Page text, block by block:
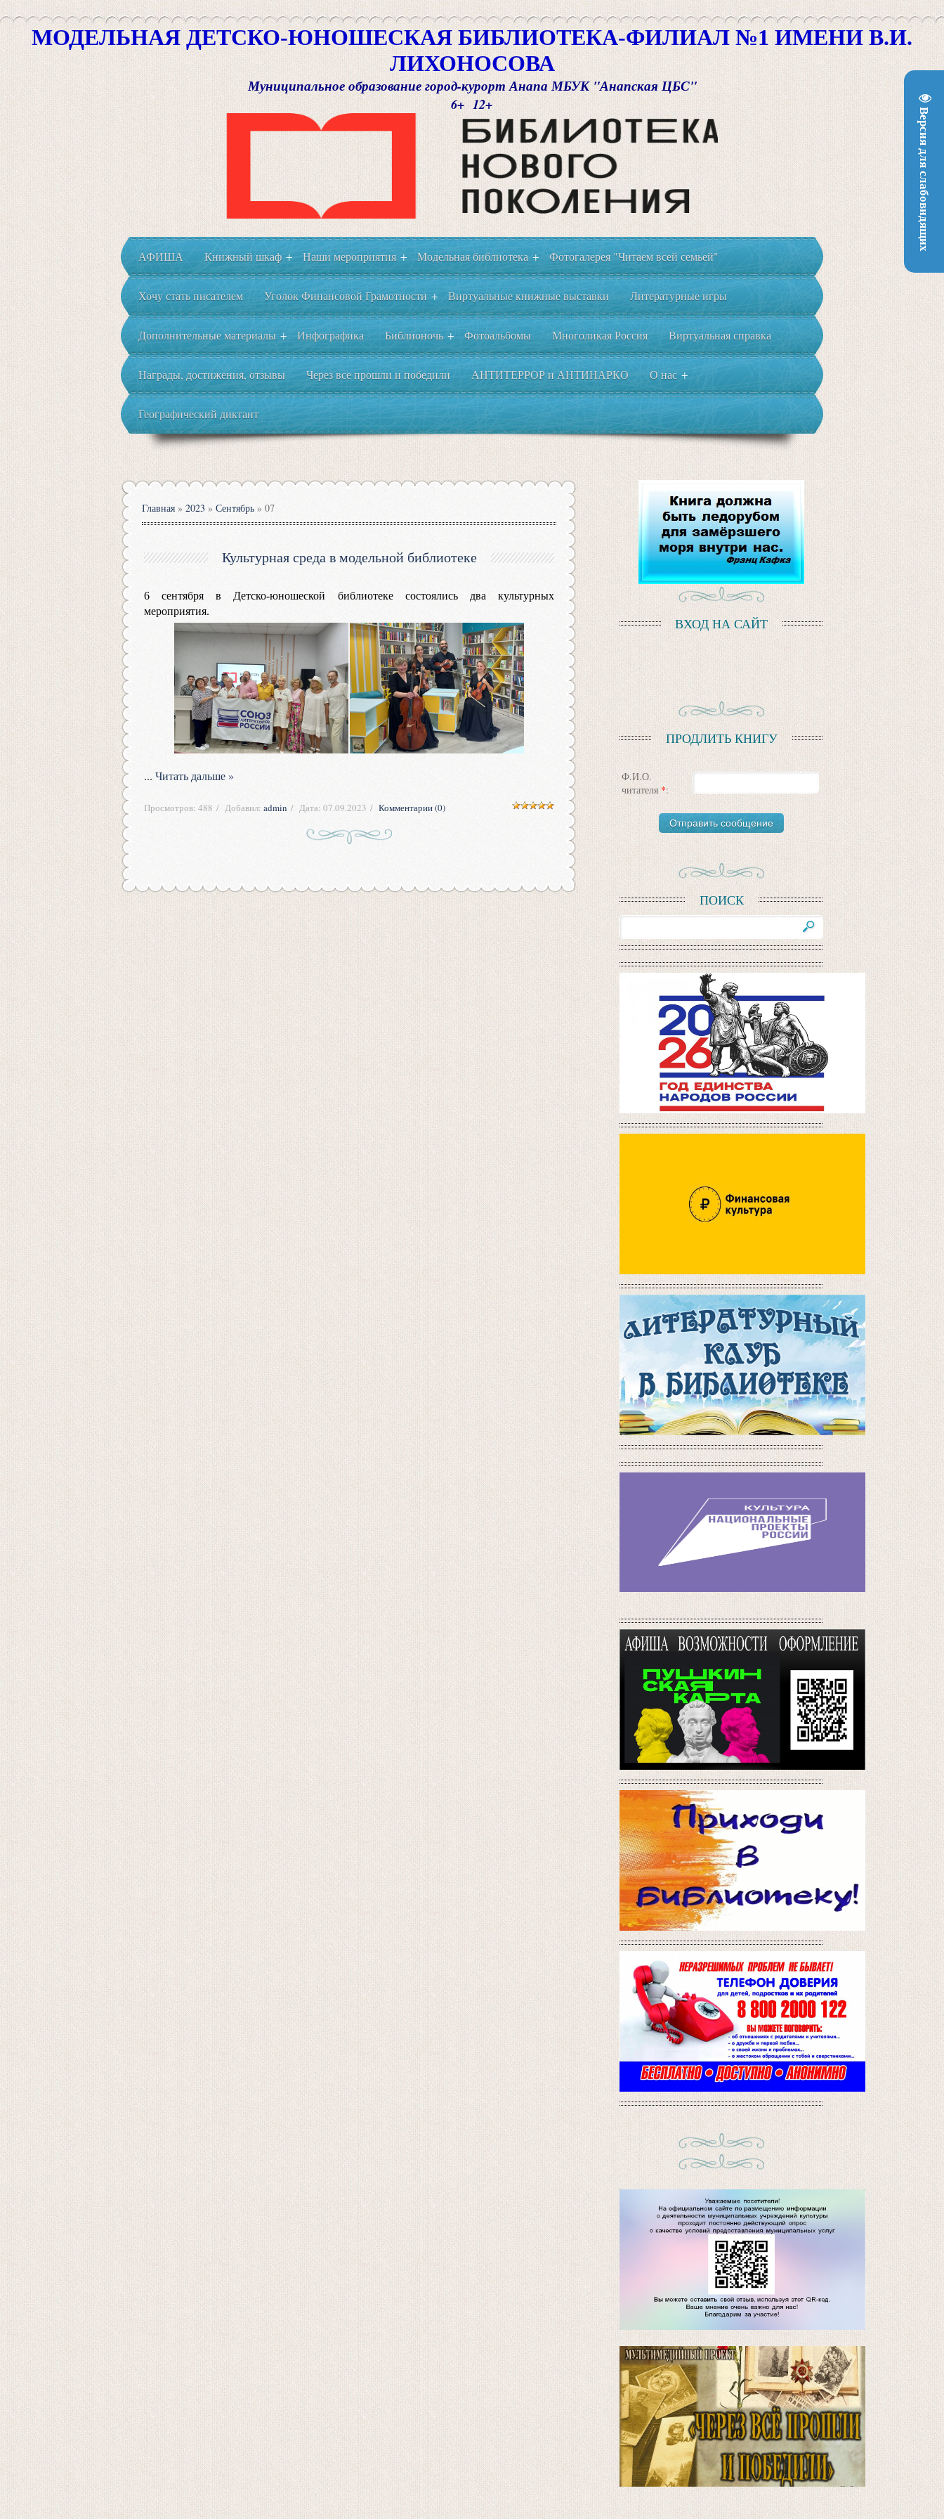
Версия для слабовидящих
МОДЕЛЬНАЯ ДЕТСКО-ЮНОШЕСКАЯ БИБЛИОТЕКА-ФИЛИАЛ №1 ИМЕНИ В.И.
ЛИХОНОСОВА
Муниципальное образование город-курорт Анапа МБУК "Анапская ЦБС"
6+ 12+
АФИША Книжный шкаф + Наши мероприятия + Модельная библиотека + Фотогалерея "Читаем всей семьей"
Хочу стать писателем Уголок Финансовой Грамотности + Виртуальные книжные выставки Литературные игры
Дополнительные материалы + Инфографика Библионочь + Фотоальбомы Многоликая Россия Виртуальная справка
Награды, достижения, отзывы Через все прошли и победили АНТИТЕРРОР и АНТИНАРКО О нас +
Географический диктант
Главная » 2023 » Сентябрь » 07
Культурная среда в модельной библиотеке
6 сентября в Детско-юношеской библиотеке состоялись два культурных
мероприятия.
... Читать дальше »
Просмотров: 488 Добавил: admin Дата: 07.09.2023 Комментарии (0)
ВХОД НА САЙТ
ПРОДЛИТЬ КНИГУ
Ф.И.О.
читателя *:
ПОИСК